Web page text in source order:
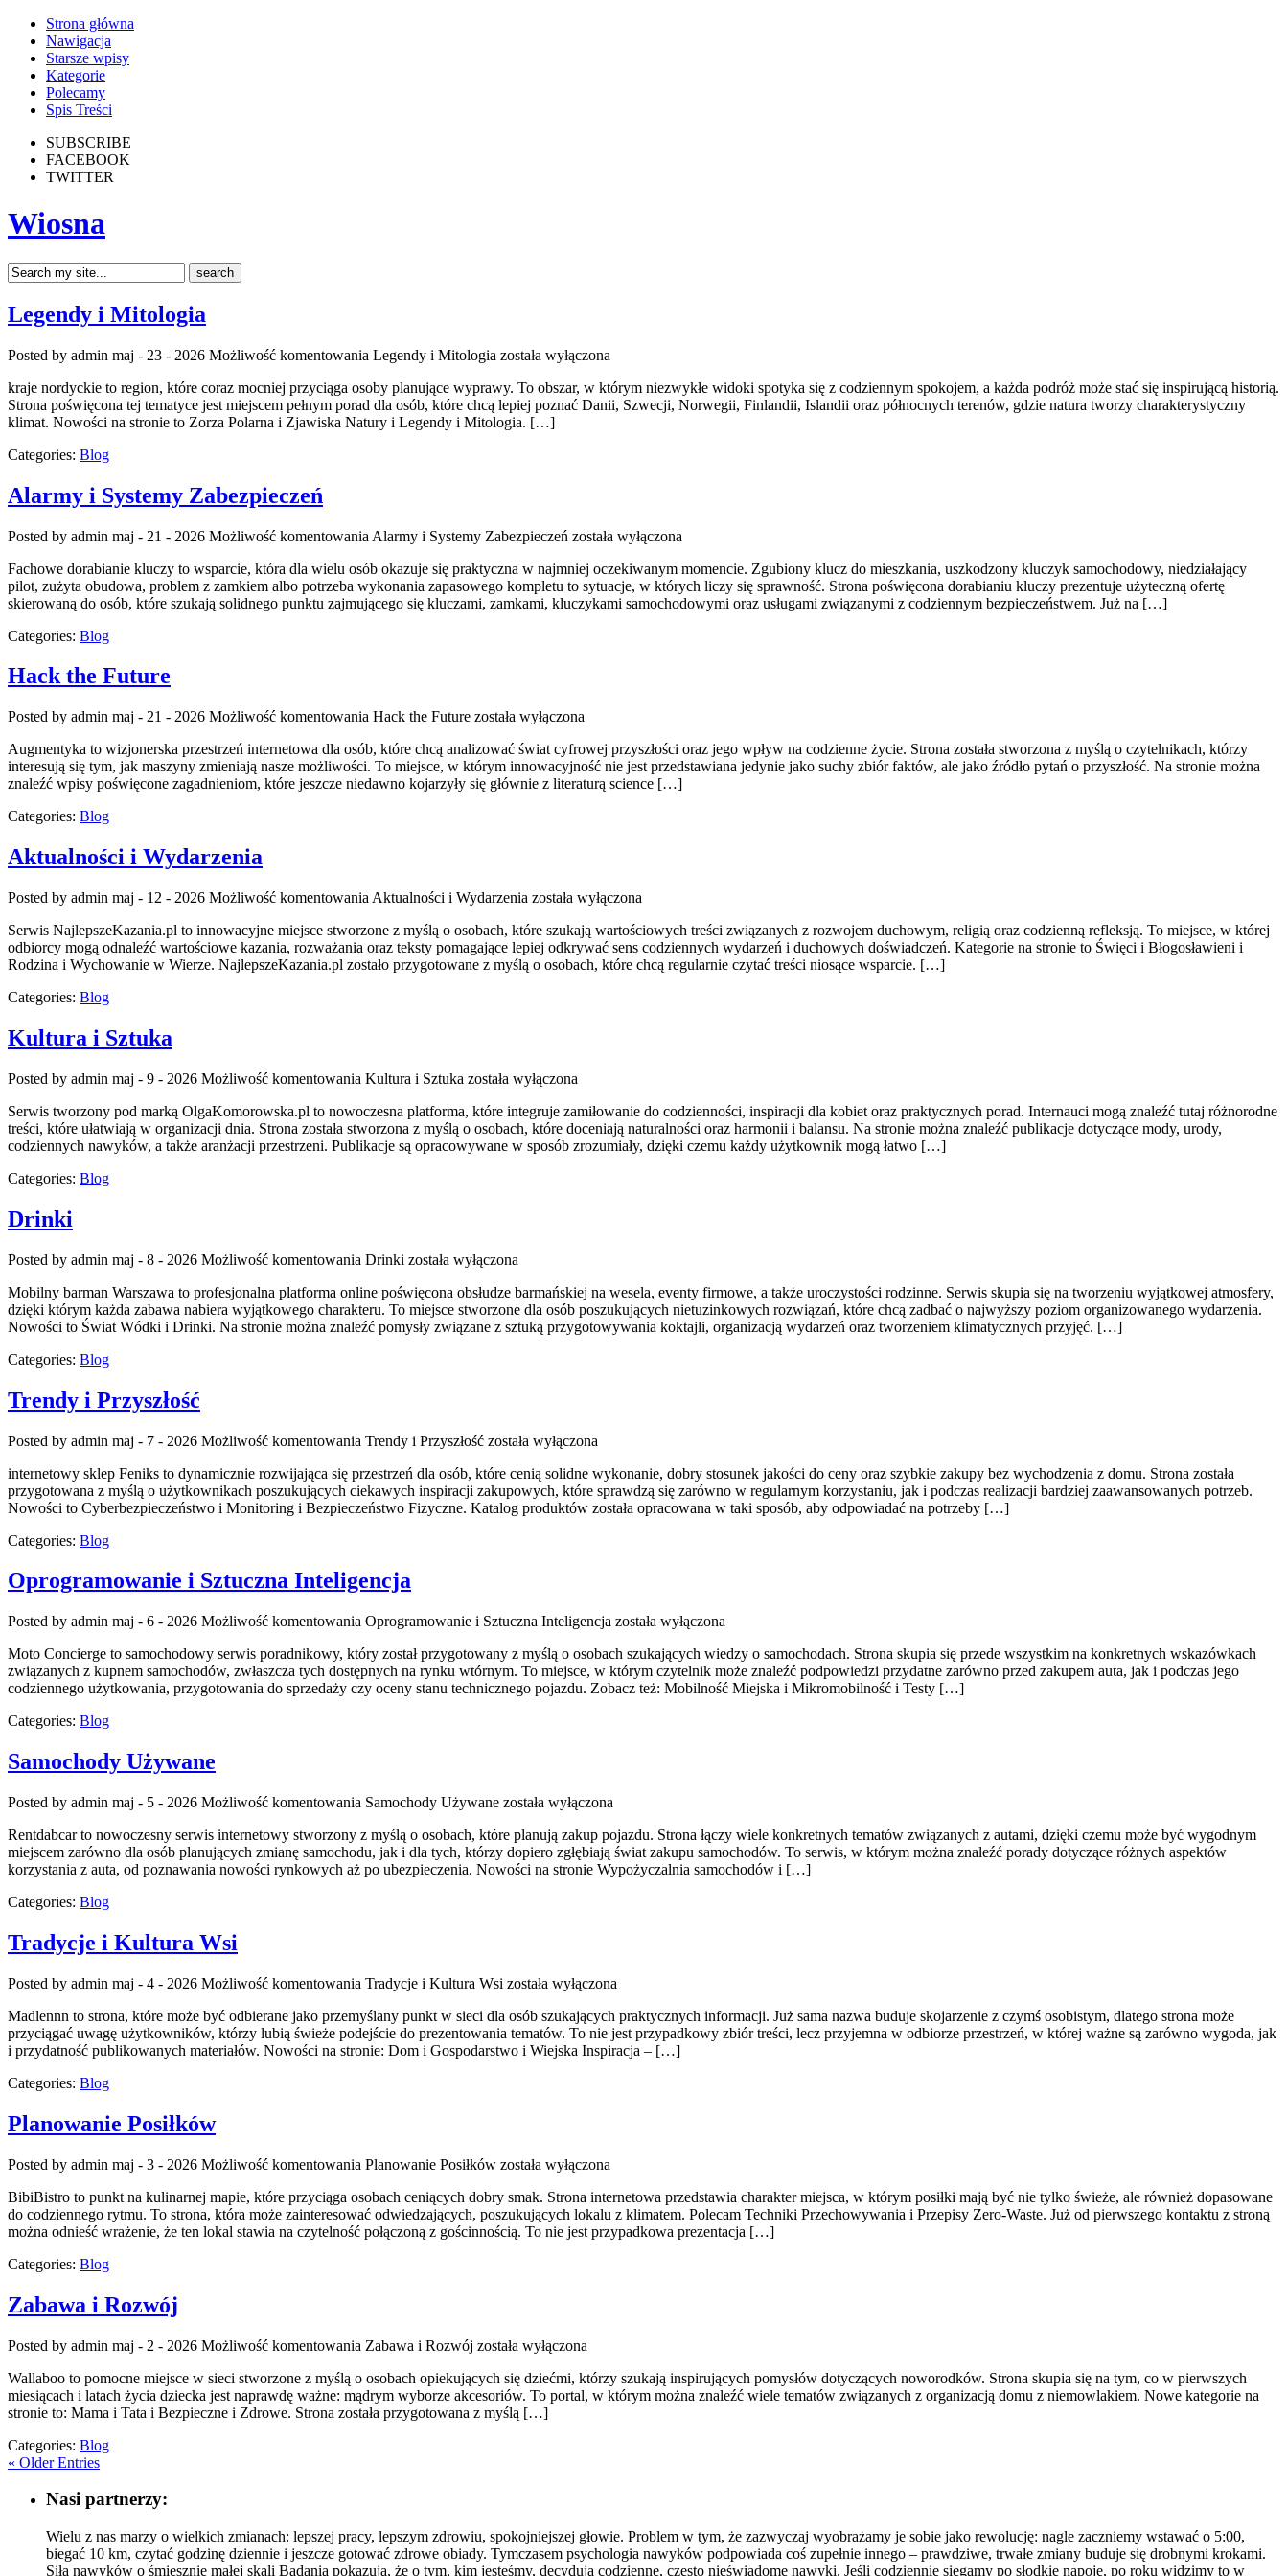
Strona główna
Nawigacja
Starsze wpisy
Kategorie
Polecamy
Spis Treści
SUBSCRIBE
FACEBOOK
TWITTER
Wiosna
Legendy i Mitologia
Posted by admin maj - 23 - 2026 Możliwość komentowania Legendy i Mitologia została wyłączona
kraje nordyckie to region, które coraz mocniej przyciąga osoby planujące wyprawy. To obszar, w którym niezwykłe widoki spotyka się z codziennym spokojem, a każda podróż może stać się inspirującą historią.
Strona poświęcona tej tematyce jest miejscem pełnym porad dla osób, które chcą lepiej poznać Danii, Szwecji, Norwegii, Finlandii, Islandii oraz północnych terenów, gdzie natura tworzy charakterystyczny
klimat. Nowości na stronie to Zorza Polarna i Zjawiska Natury i Legendy i Mitologia. […]
Categories: Blog
Alarmy i Systemy Zabezpieczeń
Posted by admin maj - 21 - 2026 Możliwość komentowania Alarmy i Systemy Zabezpieczeń została wyłączona
Fachowe dorabianie kluczy to wsparcie, która dla wielu osób okazuje się praktyczna w najmniej oczekiwanym momencie. Zgubiony klucz do mieszkania, uszkodzony kluczyk samochodowy, niedziałający
pilot, zużyta obudowa, problem z zamkiem albo potrzeba wykonania zapasowego kompletu to sytuacje, w których liczy się sprawność. Strona poświęcona dorabianiu kluczy prezentuje użyteczną ofertę
skierowaną do osób, które szukają solidnego punktu zajmującego się kluczami, zamkami, kluczykami samochodowymi oraz usługami związanymi z codziennym bezpieczeństwem. Już na […]
Categories: Blog
Hack the Future
Posted by admin maj - 21 - 2026 Możliwość komentowania Hack the Future została wyłączona
Augmentyka to wizjonerska przestrzeń internetowa dla osób, które chcą analizować świat cyfrowej przyszłości oraz jego wpływ na codzienne życie. Strona została stworzona z myślą o czytelnikach, którzy
interesują się tym, jak maszyny zmieniają nasze możliwości. To miejsce, w którym innowacyjność nie jest przedstawiana jedynie jako suchy zbiór faktów, ale jako źródło pytań o przyszłość. Na stronie można
znaleźć wpisy poświęcone zagadnieniom, które jeszcze niedawno kojarzyły się głównie z literaturą science […]
Categories: Blog
Aktualności i Wydarzenia
Posted by admin maj - 12 - 2026 Możliwość komentowania Aktualności i Wydarzenia została wyłączona
Serwis NajlepszeKazania.pl to innowacyjne miejsce stworzone z myślą o osobach, które szukają wartościowych treści związanych z rozwojem duchowym, religią oraz codzienną refleksją. To miejsce, w której
odbiorcy mogą odnaleźć wartościowe kazania, rozważania oraz teksty pomagające lepiej odkrywać sens codziennych wydarzeń i duchowych doświadczeń. Kategorie na stronie to Święci i Błogosławieni i
Rodzina i Wychowanie w Wierze. NajlepszeKazania.pl zostało przygotowane z myślą o osobach, które chcą regularnie czytać treści niosące wsparcie. […]
Categories: Blog
Kultura i Sztuka
Posted by admin maj - 9 - 2026 Możliwość komentowania Kultura i Sztuka została wyłączona
Serwis tworzony pod marką OlgaKomorowska.pl to nowoczesna platforma, które integruje zamiłowanie do codzienności, inspiracji dla kobiet oraz praktycznych porad. Internauci mogą znaleźć tutaj różnorodne
treści, które ułatwiają w organizacji dnia. Strona została stworzona z myślą o osobach, które doceniają naturalności oraz harmonii i balansu. Na stronie można znaleźć publikacje dotyczące mody, urody,
codziennych nawyków, a także aranżacji przestrzeni. Publikacje są opracowywane w sposób zrozumiały, dzięki czemu każdy użytkownik mogą łatwo […]
Categories: Blog
Drinki
Posted by admin maj - 8 - 2026 Możliwość komentowania Drinki została wyłączona
Mobilny barman Warszawa to profesjonalna platforma online poświęcona obsłudze barmańskiej na wesela, eventy firmowe, a także uroczystości rodzinne. Serwis skupia się na tworzeniu wyjątkowej atmosfery,
dzięki którym każda zabawa nabiera wyjątkowego charakteru. To miejsce stworzone dla osób poszukujących nietuzinkowych rozwiązań, które chcą zadbać o najwyższy poziom organizowanego wydarzenia.
Nowości to Świat Wódki i Drinki. Na stronie można znaleźć pomysły związane z sztuką przygotowywania koktajli, organizacją wydarzeń oraz tworzeniem klimatycznych przyjęć. […]
Categories: Blog
Trendy i Przyszłość
Posted by admin maj - 7 - 2026 Możliwość komentowania Trendy i Przyszłość została wyłączona
internetowy sklep Feniks to dynamicznie rozwijająca się przestrzeń dla osób, które cenią solidne wykonanie, dobry stosunek jakości do ceny oraz szybkie zakupy bez wychodzenia z domu. Strona została
przygotowana z myślą o użytkownikach poszukujących ciekawych inspiracji zakupowych, które sprawdzą się zarówno w regularnym korzystaniu, jak i podczas realizacji bardziej zaawansowanych potrzeb.
Nowości to Cyberbezpieczeństwo i Monitoring i Bezpieczeństwo Fizyczne. Katalog produktów została opracowana w taki sposób, aby odpowiadać na potrzeby […]
Categories: Blog
Oprogramowanie i Sztuczna Inteligencja
Posted by admin maj - 6 - 2026 Możliwość komentowania Oprogramowanie i Sztuczna Inteligencja została wyłączona
Moto Concierge to samochodowy serwis poradnikowy, który został przygotowany z myślą o osobach szukających wiedzy o samochodach. Strona skupia się przede wszystkim na konkretnych wskazówkach
związanych z kupnem samochodów, zwłaszcza tych dostępnych na rynku wtórnym. To miejsce, w którym czytelnik może znaleźć podpowiedzi przydatne zarówno przed zakupem auta, jak i podczas jego
codziennego użytkowania, przygotowania do sprzedaży czy oceny stanu technicznego pojazdu. Zobacz też: Mobilność Miejska i Mikromobilność i Testy […]
Categories: Blog
Samochody Używane
Posted by admin maj - 5 - 2026 Możliwość komentowania Samochody Używane została wyłączona
Rentdabcar to nowoczesny serwis internetowy stworzony z myślą o osobach, które planują zakup pojazdu. Strona łączy wiele konkretnych tematów związanych z autami, dzięki czemu może być wygodnym
miejscem zarówno dla osób planujących zmianę samochodu, jak i dla tych, którzy dopiero zgłębiają świat zakupu samochodów. To serwis, w którym można znaleźć porady dotyczące różnych aspektów
korzystania z auta, od poznawania nowości rynkowych aż po ubezpieczenia. Nowości na stronie Wypożyczalnia samochodów i […]
Categories: Blog
Tradycje i Kultura Wsi
Posted by admin maj - 4 - 2026 Możliwość komentowania Tradycje i Kultura Wsi została wyłączona
Madlennn to strona, które może być odbierane jako przemyślany punkt w sieci dla osób szukających praktycznych informacji. Już sama nazwa buduje skojarzenie z czymś osobistym, dlatego strona może
przyciągać uwagę użytkowników, którzy lubią świeże podejście do prezentowania tematów. To nie jest przypadkowy zbiór treści, lecz przyjemna w odbiorze przestrzeń, w której ważne są zarówno wygoda, jak
i przydatność publikowanych materiałów. Nowości na stronie: Dom i Gospodarstwo i Wiejska Inspiracja – […]
Categories: Blog
Planowanie Posiłków
Posted by admin maj - 3 - 2026 Możliwość komentowania Planowanie Posiłków została wyłączona
BibiBistro to punkt na kulinarnej mapie, które przyciąga osobach ceniących dobry smak. Strona internetowa przedstawia charakter miejsca, w którym posiłki mają być nie tylko świeże, ale również dopasowane
do codziennego rytmu. To strona, która może zainteresować odwiedzających, poszukujących lokalu z klimatem. Polecam Techniki Przechowywania i Przepisy Zero-Waste. Już od pierwszego kontaktu z stroną
można odnieść wrażenie, że ten lokal stawia na czytelność połączoną z gościnnością. To nie jest przypadkowa prezentacja […]
Categories: Blog
Zabawa i Rozwój
Posted by admin maj - 2 - 2026 Możliwość komentowania Zabawa i Rozwój została wyłączona
Wallaboo to pomocne miejsce w sieci stworzone z myślą o osobach opiekujących się dziećmi, którzy szukają inspirujących pomysłów dotyczących noworodków. Strona skupia się na tym, co w pierwszych
miesiącach i latach życia dziecka jest naprawdę ważne: mądrym wyborze akcesoriów. To portal, w którym można znaleźć wiele tematów związanych z organizacją domu z niemowlakiem. Nowe kategorie na
stronie to: Mama i Tata i Bezpieczne i Zdrowe. Strona została przygotowana z myślą […]
Categories: Blog
« Older Entries
Nasi partnerzy:
Wielu z nas marzy o wielkich zmianach: lepszej pracy, lepszym zdrowiu, spokojniejszej głowie. Problem w tym, że zazwyczaj wyobrażamy je sobie jako rewolucję: nagle zaczniemy wstawać o 5:00,
biegać 10 km, czytać godzinę dziennie i jeszcze gotować zdrowe obiady. Tymczasem psychologia nawyków podpowiada coś zupełnie innego – prawdziwe, trwałe zmiany buduje się drobnymi krokami.
Siła nawyków o śmiesznie małej skali Badania pokazują, że o tym, kim jesteśmy, decydują codzienne, często nieświadome nawyki. Jeśli codziennie sięgamy po słodkie napoje, po roku widzimy to w